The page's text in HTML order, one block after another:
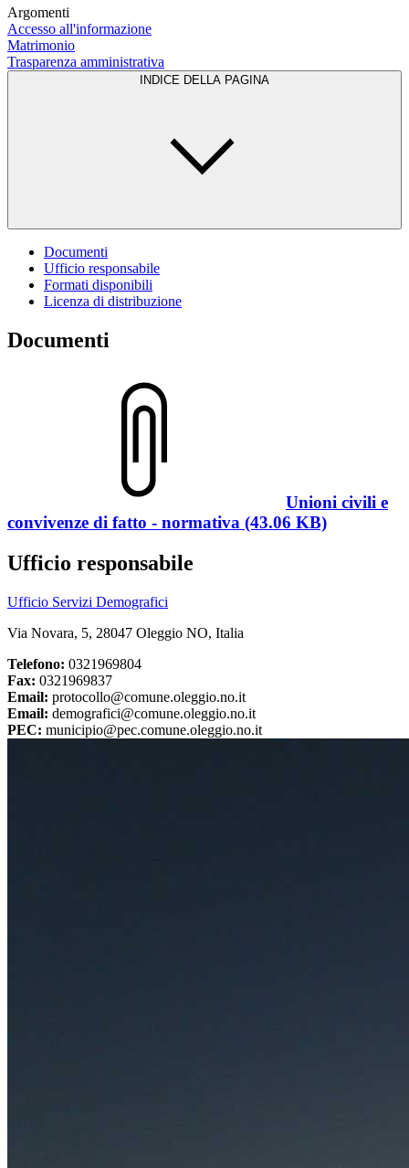
Argomenti
Accesso all'informazione
Matrimonio
Trasparenza amministrativa
INDICE DELLA PAGINA
Documenti
Ufficio responsabile
Formati disponibili
Licenza di distribuzione
Documenti
Unioni civili e
convivenze di fatto - normativa (43.06 KB)
Ufficio responsabile
Ufficio Servizi Demografici
Via Novara, 5, 28047 Oleggio NO, Italia
Telefono: 0321969804
Fax: 0321969837
Email: protocollo@comune.oleggio.no.it
Email: demografici@comune.oleggio.no.it
PEC: municipio@pec.comune.oleggio.no.it